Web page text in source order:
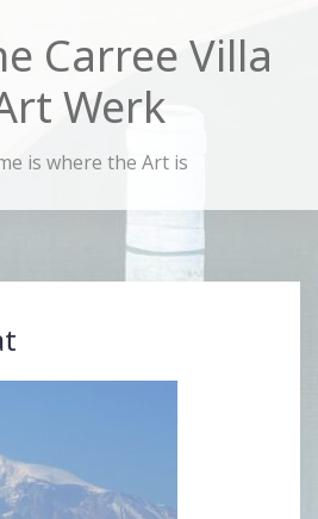
Carree Villa
Werk
is where the Art is